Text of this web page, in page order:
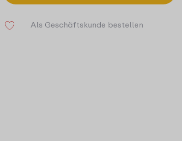
Als Geschäftskunde bestellen